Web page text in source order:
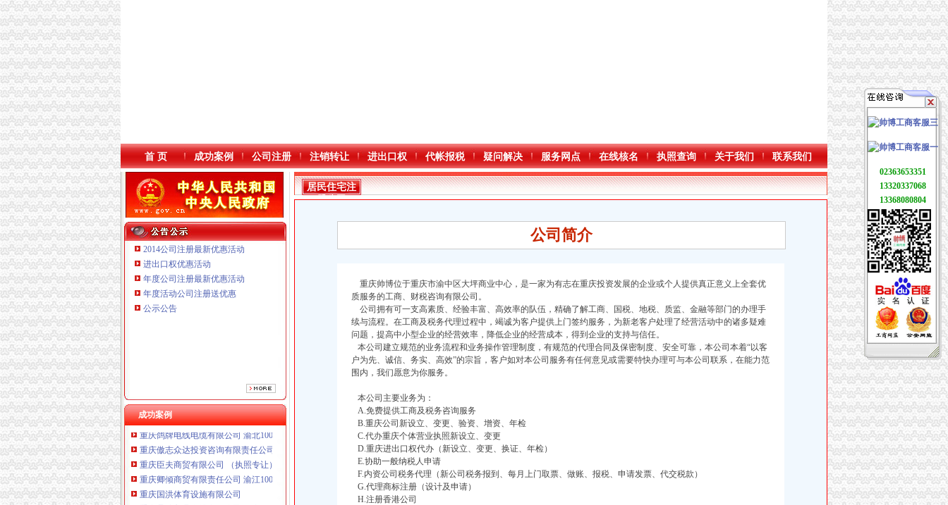
本站导航
首 页 成功案例 公司注册 注销转让 进出口权 代帐报税 疑问解决 服务网点 在线核名 执照查询 关于我们 联系我们
2014公司注册最新优惠活动
进出口权优惠活动
年度公司注册最新优惠活动
年度活动公司注册送优惠
公示公告
成功案例
重庆鸽牌电线电缆有限公司 渝北10010万 (进出口权)
重庆傲志众达投资咨询有限责任公司 渝九1000万 （增资）
重庆臣夫商贸有限公司 （执照专让）
重庆卿倾商贸有限责任公司 渝江100万 （工商注册）
重庆国洪体育设施有限公司
重庆星竣贸易有限责任公司 渝中100万 （进出口权）
居民住宅注
册公司
公司简介
重庆帅博位于重庆市渝中区大坪商业中心，是一家为有志在重庆投资发展的企业或个人提供真正意义上全套优
质服务的工商、财税咨询有限公司。
公司拥有可一支高素质、经验丰富、高效率的队伍，精确了解工商、国税、地税、质监、金融等部门的办理手
续与流程。在工商及税务代理过程中，竭诚为客户提供上门签约服务，为新老客户处理了经营活动中的诸多疑难
问题，提高中小型企业的经营效率，降低企业的经营成本，得到企业的支持与信任。
本公司建立规范的业务流程和业务操作管理制度，有规范的代理合同及保密制度、安全可靠，本公司本着“以客
户为先、诚信、务实、高效”的宗旨，客户如对本公司服务有任何意见或需要特快办理可与本公司联系，在能力范
围内，我们愿意为你服务。
本公司主要业务为：
A.免费提供工商及税务咨询服务
B.重庆公司新设立、变更、验资、增资、年检
C.代办重庆个体营业执照新设立、变更
D.重庆进出口权代办（新设立、变更、换证、年检）
E.协助一般纳税人申请
F.内资公司税务代理（新公司税务报到、每月上门取票、做账、报税、申请发票、代交税款）
G.代理商标注册（设计及申请）
H.注册香港公司
02363653351
13320337068
13368080804